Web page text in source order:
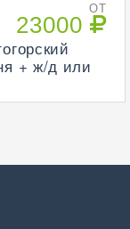
ОТ
23000
+ ж/д или